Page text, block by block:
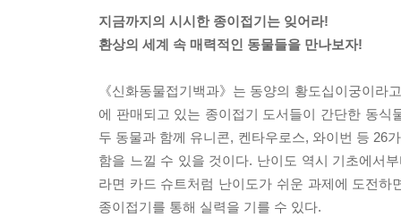
지금까지의 시시한 종이접기는 잊어라!
환상의 세계 속 매력적인 동물들을 만나보자!
《신화동물접기백과》는 동양의 황도십이궁이
에 판매되고 있는 종이접기 도서들이 간단한 동
두 동물과 함께 유니콘, 켄타우로스, 와이번 등 26
함을 느낄 수 있을 것이다. 난이도 역시 기초에서
라면 카드 슈트처럼 난이도가 쉬운 과제에 도전하
종이접기를 통해 실력을 기를 수 있다.